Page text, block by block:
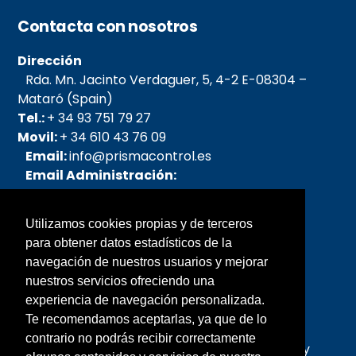
Utilizamos cookies propias y de terceros
para obtener datos estadísticos de la
navegación de nuestros usuarios y mejorar
nuestros servicios ofreciendo una
experiencia de navegación personalizada.
Te recomendamos aceptarlas, ya que de lo
contrario no podrás recibir correctamente
Contacta con nosotros
Dirección
Rda. Mn. Jacinto Verdaguer, 5, 4-2 E-08304 –
Mataró (Spain)
Tel.:+ 34 93 751 79 27
Movil:+ 34 610 43 76 09
Email:info@prismacontrol.es
Email Administración:
admin@prismacontrol.es
pedidos@prismacontrol.es
Email SAT: sat@prismacontrol.es
Sobre nosotros
Prisma fue creada en el año 2005, la forman
personas con mas de 25 años de experiencia y